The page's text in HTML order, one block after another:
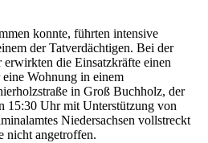
konnte, führten intensive
der Tatverdächtigen. Bei der
erwirkten die Einsatzkräfte einen
Wohnung in einem
in Groß Buchholz, der
15:30 Uhr mit Unterstützung von
Niedersachsen vollstreckt
nicht angetroffen.